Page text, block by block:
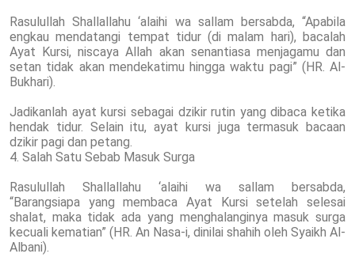
Rasulullah Shallallahu ‘alaihi wa sallam bersabda, “Apabila
engkau mendatangi tempat tidur (di malam hari), bacalah
Ayat Kursi, niscaya Allah akan senantiasa menjagamu dan
setan tidak akan mendekatimu hingga waktu pagi” (HR. Al-
Bukhari).
Jadikanlah ayat kursi sebagai dzikir rutin yang dibaca ketika
hendak tidur. Selain itu, ayat kursi juga termasuk bacaan
dzikir pagi dan petang.
4. Salah Satu Sebab Masuk Surga
Rasulullah Shallallahu ‘alaihi wa sallam bersabda,
“Barangsiapa yang membaca Ayat Kursi setelah selesai
shalat, maka tidak ada yang menghalanginya masuk surga
kecuali kematian” (HR. An Nasa-i, dinilai shahih oleh Syaikh Al-
Albani).